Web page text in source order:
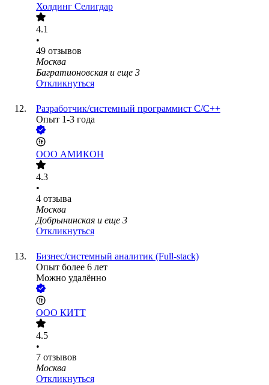
Холдинг Селигдар
4.1
•
49 отзывов
Москва
Багратионовская и еще 3
Откликнуться
Разработчик/системный программист C/C++
Опыт 1-3 года
ООО АМИКОН
4.3
•
4 отзыва
Москва
Добрынинская и еще 3
Откликнуться
Бизнес/системный аналитик (Full-stack)
Опыт более 6 лет
Можно удалённо
ООО КИТТ
4.5
•
7 отзывов
Москва
Откликнуться